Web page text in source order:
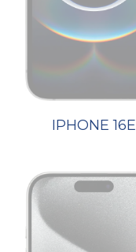
IPHONE 16E